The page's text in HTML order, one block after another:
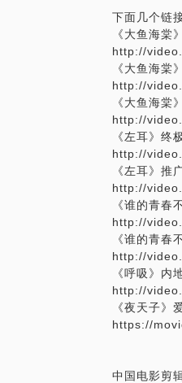
下面几个链
《大鱼海棠
http://
《大鱼海棠
http://
《大鱼海棠
http://
《左耳》终
http://
《左耳》推
http://
《谁的青春
http://
《谁的青春
http://
《呼吸》内
http://
《夜天子》
https://
中国电影剪